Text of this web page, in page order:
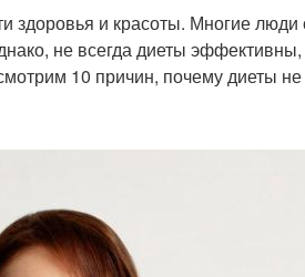
и красоты. Многие люди
не всегда диеты
10 причин, почему диеты